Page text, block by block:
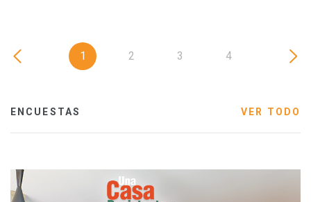
1 2 3 4
ENCUESTAS VER TODO